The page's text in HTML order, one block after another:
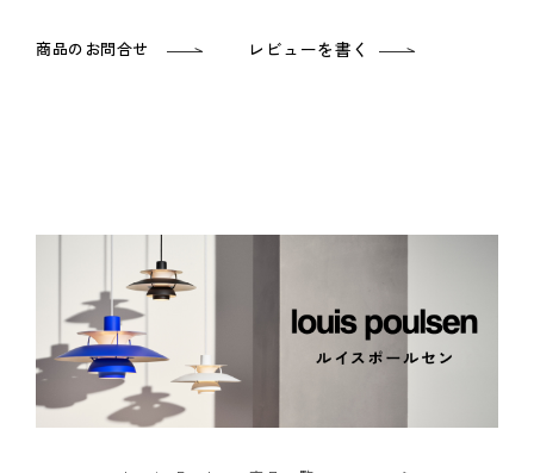
商品のお問合せ レビューを書く